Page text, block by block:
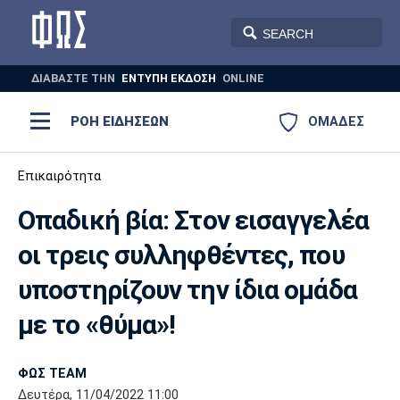
ΔΙΑΒΑΣΤΕ THN ΕΝΤΥΠΗ ΕΚΔΟΣΗ ONLINE
ΟΜΑΔΕΣ
ΡΟΗ ΕΙΔΗΣΕΩΝ
ΠΟΔΟΣΦΑΙΡΟ
ΠΟΛΟ
AUTO-MOTO PLUS
Ποδόσφαιρο
Super League 1
Super League 2
Μπάσκετ
Ελλάδα
Ολυμπιακοί Αγώνες
Ολυμπιακός ΑΕΚ ΠΑΟΚ
Επικαιρότητα
Οπαδική βία: Στον εισαγγελέα
οι τρεις συλληφθέντες, που
υποστηρίζουν την ίδια ομάδα
με το «θύμα»!
ΦΩΣ TEAM
Δευτέρα, 11/04/2022 11:00